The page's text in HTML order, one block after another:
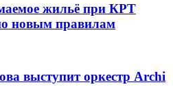
жильё при КРТ
новым правилам
выступит оркестр Archi